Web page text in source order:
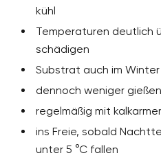
kühl
Temperaturen deutlich
schädigen
Substrat auch im
dennoch weniger
regelmäßig mit
ins Freie, sobald
unter 5 °C fallen